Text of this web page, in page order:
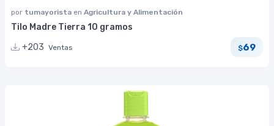
por tumayorista en Agricultura y Alimentación
Tilo Madre Tierra 10 gramos
+203 Ventas $69